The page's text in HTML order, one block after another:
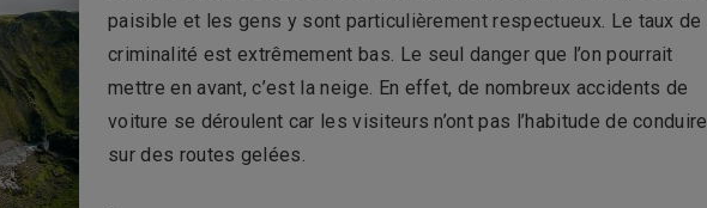
paisible et les gens y sont particulièrement respectueux. Le taux de
criminalité est extrêmement bas. Le seul danger que l’on pourrait
mettre en avant, c’est la neige. En effet, de nombreux accidents de
voiture se déroulent car les visiteurs n’ont pas l’habitude de conduire
sur des routes gelées.